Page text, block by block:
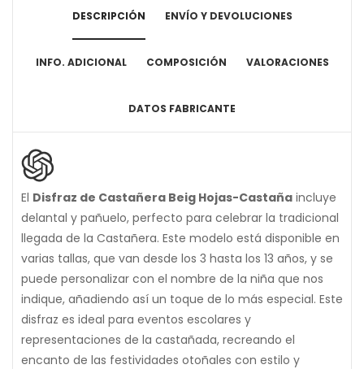
DESCRIPCIÓN ENVÍO Y DEVOLUCIONES
INFO. ADICIONAL COMPOSICIÓN VALORACIONES
DATOS FABRICANTE
El Disfraz de Castañera Beig Hojas-Castaña incluye
delantal y pañuelo, perfecto para celebrar la tradicional
llegada de la Castañera. Este modelo está disponible en
varias tallas, que van desde los 3 hasta los 13 años, y se
puede personalizar con el nombre de la niña que nos
indique, añadiendo así un toque de lo más especial. Este
disfraz es ideal para eventos escolares y
representaciones de la castañada, recreando el
encanto de las festividades otoñales con estilo y